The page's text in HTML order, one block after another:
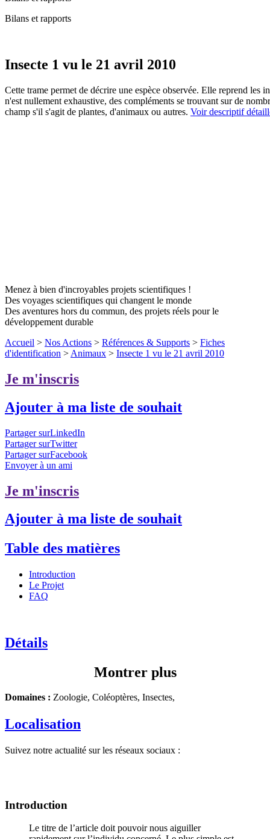
Bilans et rapports
Insecte 1 vu le 21 avril 2010
Cette trame permet de décrire une espèce observée. Elle reprend
n'est nullement exhaustive, des compléments se trouvant sur de
champ s'il s'agit de plantes, d'animaux ou autres. Voir descriptif
Menez à bien d'incroyables projets scientifiques !
Des voyages scientifiques qui changent le monde
Des aventures hors du commun, des projets réels pour le
développement durable
Accueil > Nos Actions > Références & Supports > Fiches
d'identification > Animaux > Insecte 1 vu le 21 avril 2010
Je m'inscris
Ajouter à ma liste de souhait
Partager surLinkedIn
Partager surTwitter
Partager surFacebook
Envoyer à un ami
Je m'inscris
Ajouter à ma liste de souhait
Table des matières
Introduction
Le Projet
FAQ
Détails
Montrer plus
Domaines : Zoologie, Coléoptères, Insectes,
Localisation
Suivez notre actualité sur les réseaux sociaux :
Introduction
Le titre de l’article doit pouvoir nous aiguiller